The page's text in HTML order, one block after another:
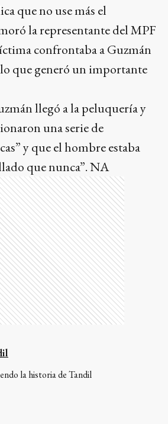
que no use más el
la representante del MPF
confrontaba a Guzmán
que generó un importante
llegó a la peluquería y
una serie de
y que el hombre estaba
que nunca”. NA
la historia de Tandil